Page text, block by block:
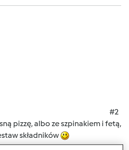
#2
pizzę, albo ze szpinakiem i fetą,
składników